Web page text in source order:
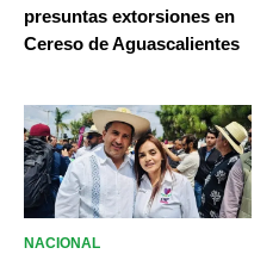
presuntas extorsiones en
Cereso de Aguascalientes
NACIONAL